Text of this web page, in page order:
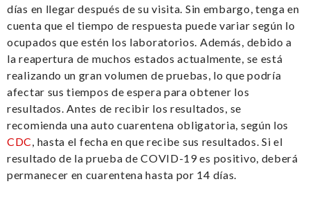
días en llegar después de su visita. Sin embargo, tenga en
cuenta que el tiempo de respuesta puede variar según lo
ocupados que estén los laboratorios. Además, debido a
la reapertura de muchos estados actualmente, se está
realizando un gran volumen de pruebas, lo que podría
afectar sus tiempos de espera para obtener los
resultados. Antes de recibir los resultados, se
recomienda una auto cuarentena obligatoria, según los
CDC, hasta el fecha en que recibe sus resultados. Si el
resultado de la prueba de COVID-19 es positivo, deberá
permanecer en cuarentena hasta por 14 días.